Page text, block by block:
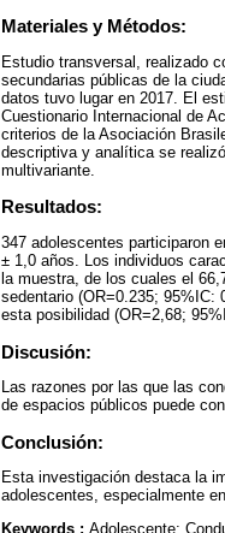
Materiales y Métodos:
Estudio transversal, realizado
secundarias públicas de la
datos tuvo lugar en 2017. El
Cuestionario Internacional de
criterios de la Asociación
descriptiva y analítica se
multivariante.
Resultados:
347 adolescentes participaron
± 1,0 años. Los individuos
la muestra, de los cuales el
sedentario (OR=0.235; 95%IC:
esta posibilidad (OR=2,68;
Discusión:
Las razones por las que las
de espacios públicos puede
Conclusión:
Esta investigación destaca la
adolescentes, especialmente
Keywords : Adolescente;